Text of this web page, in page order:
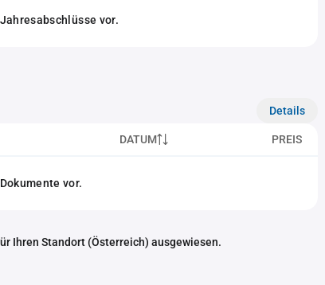
vor.
Details
DATUM PREIS
vor.
Ihren Standort (Österreich) ausgewiesen.